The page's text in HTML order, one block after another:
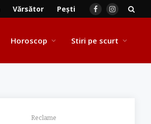
Vărsător Pești FacebookInstagram
Horoscop Stiri pe scurt
Reclame